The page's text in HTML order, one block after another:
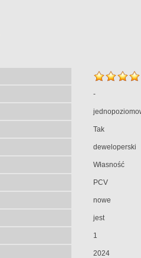
-
Tak
deweloperski
Własność
PCV
nowe
jest
1
2024